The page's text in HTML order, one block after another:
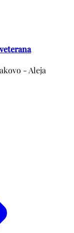
- Aleja